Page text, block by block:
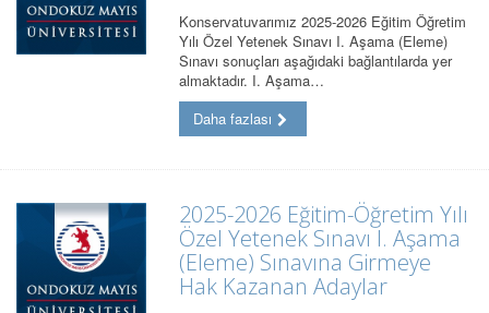
Konservatuvarımız 2025-2026 Eğitim Öğretim
Yılı Özel Yetenek Sınavı I. Aşama (Eleme)
Sınavı sonuçları aşağıdaki bağlantılarda yer
almaktadır. I. Aşama…
Daha fazlası
2025-2026 Eğitim-Öğretim Yılı
Özel Yetenek Sınavı I. Aşama
(Eleme) Sınavına Girmeye
Hak Kazanan Adaylar